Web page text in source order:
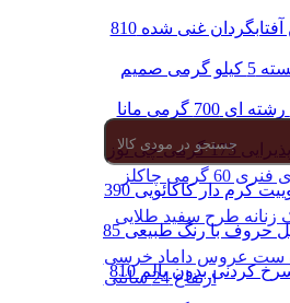
گرمی چاکلز
زنانه طرح سفید طلایی
ست عروس داماد خرسی
ارتفاع 24 سانتی
صمیم
گرمی چی توز